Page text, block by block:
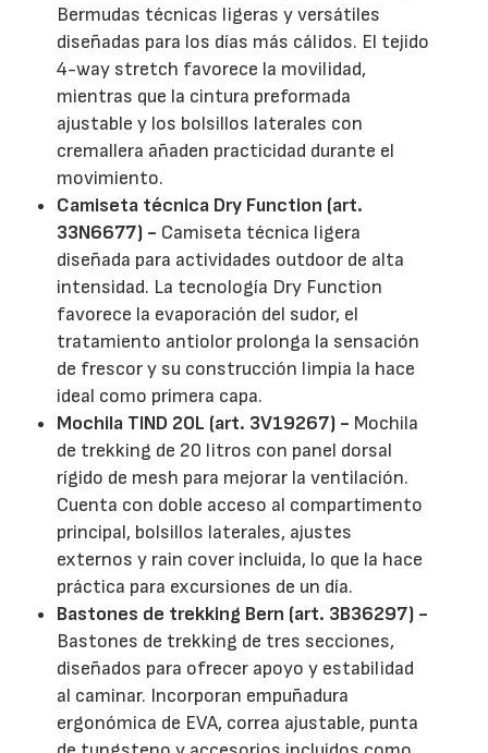
Bermudas técnicas ligeras y versátiles
diseñadas para los días más cálidos. El tejido
4-way stretch favorece la movilidad,
mientras que la cintura preformada
ajustable y los bolsillos laterales con
cremallera añaden practicidad durante el
movimiento.
Camiseta técnica Dry Function (art.
33N6677) - Camiseta técnica ligera
diseñada para actividades outdoor de alta
intensidad. La tecnología Dry Function
favorece la evaporación del sudor, el
tratamiento antiolor prolonga la sensación
de frescor y su construcción limpia la hace
ideal como primera capa.
Mochila TIND 20L (art. 3V19267) - Mochila
de trekking de 20 litros con panel dorsal
rígido de mesh para mejorar la ventilación.
Cuenta con doble acceso al compartimento
principal, bolsillos laterales, ajustes
externos y rain cover incluida, lo que la hace
práctica para excursiones de un día.
Bastones de trekking Bern (art. 3B36297) -
Bastones de trekking de tres secciones,
diseñados para ofrecer apoyo y estabilidad
al caminar. Incorporan empuñadura
ergonómica de EVA, correa ajustable, punta